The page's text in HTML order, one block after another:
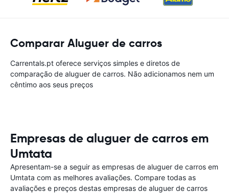
Comparar Aluguer de carros
Carrentals.pt oferece serviços simples e diretos de
comparação de aluguer de carros. Não adicionamos nem um
cêntimo aos seus preços
Empresas de aluguer de carros em
Umtata
Apresentam-se a seguir as empresas de aluguer de carros em
Umtata com as melhores avaliações. Compare todas as
avaliações e preços destas empresas de aluguer de carros